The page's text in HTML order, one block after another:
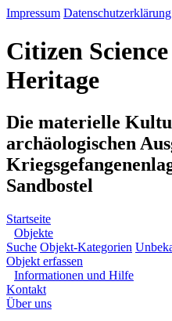
Impressum Datenschutzerklärung
Citizen
Heritage
Die materielle
archäologischen
Sandbostel
Startseite
Objekte
Suche Objekt-Kategorien
Objekt erfassen
Informationen und Hilfe
Kontakt
Über uns